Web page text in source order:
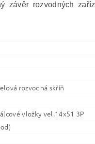
závěr rozvodných
rozvodná skříň
vložky vel.14x51 3P